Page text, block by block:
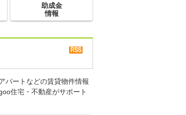
助成金
情報
パートなどの賃貸物件情報
住宅・不動産がサポート